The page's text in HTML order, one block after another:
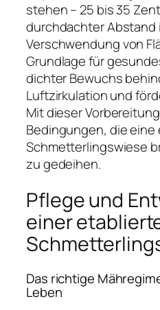
stehen – 25 bis 35
durchdachter Abstand
Verschwendung von
Grundlage für
dichter Bewuchs
Luftzirkulation und
Mit dieser
Bedingungen, die
Schmetterlingswiese
zu gedeihen.
Pflege und
einer
Das richtige
Leben